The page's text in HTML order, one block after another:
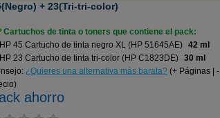
+ 23(Tri-tri-color)
Cartuchos de tinta o toners que contiene el pack:
HP 45 Cartucho de tinta negro XL (HP 51645AE) 42 ml
HP 23 Cartucho de tinta tri-color (HP C1823DE) 30 ml
¿Quieres una alternativa más barata? (+ Páginas | -
ahorro